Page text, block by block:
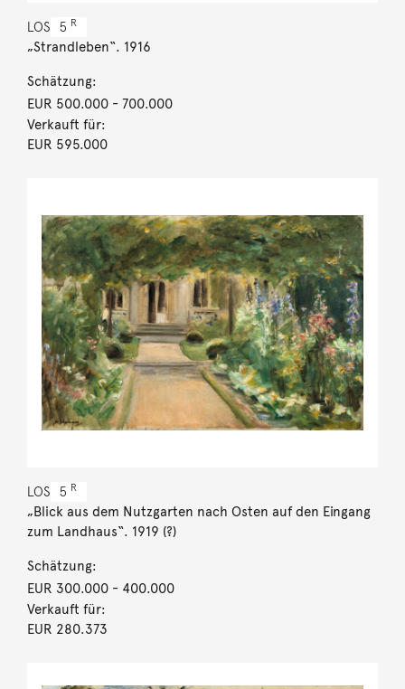
LOS 5 R
„Strandleben“. 1916
Schätzung:
EUR 500.000- 700.000
Verkauft für:
EUR 595.000
LOS 5 R
„Blick aus dem Nutzgarten nach Osten auf den Eingang
zum Landhaus“. 1919 (?)
Schätzung:
EUR 300.000- 400.000
Verkauft für:
EUR 280.373